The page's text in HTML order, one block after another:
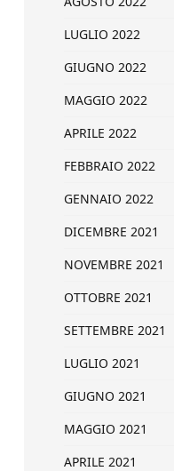
LUGLIO 2022
GIUGNO 2022
MAGGIO 2022
APRILE 2022
FEBBRAIO 2022
GENNAIO 2022
DICEMBRE 2021
NOVEMBRE 2021
OTTOBRE 2021
SETTEMBRE 2021
LUGLIO 2021
GIUGNO 2021
MAGGIO 2021
APRILE 2021